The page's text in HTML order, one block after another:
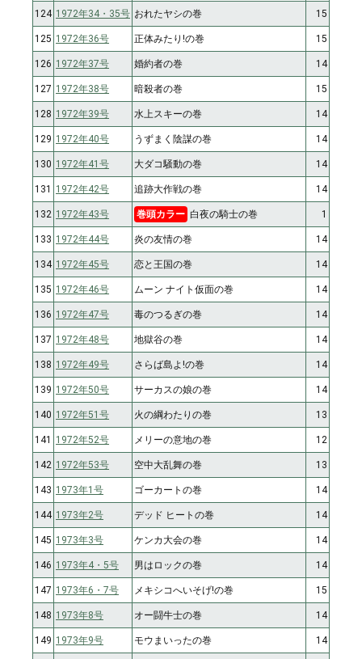
124 1972年34・35号 おれたヤシの巻 15
125 1972年36号 正体みたり!の巻 15
126 1972年37号 婚約者の巻 14
127 1972年38号 暗殺者の巻 15
128 1972年39号 水上スキーの巻 14
129 1972年40号 うずまく陰謀の巻 14
130 1972年41号 大ダコ騒動の巻 14
131 1972年42号 追跡大作戦の巻 14
132 1972年43号 巻頭カラー 白夜の騎士の巻 1
133 1972年44号 炎の友情の巻 14
134 1972年45号 恋と王国の巻 14
135 1972年46号 ムーン ナイト仮面の巻 14
136 1972年47号 毒のつるぎの巻 14
137 1972年48号 地獄谷の巻 14
138 1972年49号 さらば島よ!の巻 14
139 1972年50号 サーカスの娘の巻 14
140 1972年51号 火の綱わたりの巻 13
141 1972年52号 メリーの意地の巻 12
142 1972年53号 空中大乱舞の巻 13
143 1973年1号 ゴーカートの巻 14
144 1973年2号 デッド ヒートの巻 14
145 1973年3号 ケンカ大会の巻 14
146 1973年4・5号 男はロックの巻 14
147 1973年6・7号 メキシコへいそげ!の巻 15
148 1973年8号 オー闘牛士の巻 14
149 1973年9号 モウまいったの巻 14